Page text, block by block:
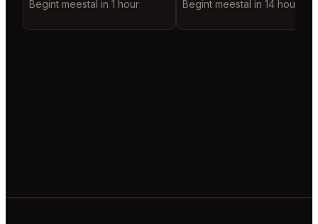
Begint meestal in 1 hour Begint meestal in 14 hours